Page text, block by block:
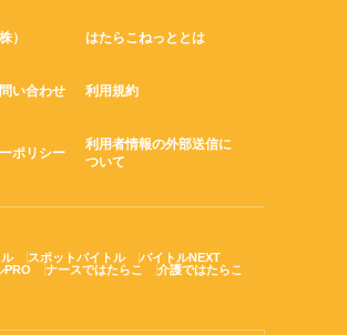
） はたらこねっととは
い合わせ 利用規約
ポリシー
利用者情報の外部送信に
ついて
スポットバイトル
バイトルNEXT
PRO
ナースではたらこ 介護ではたらこ